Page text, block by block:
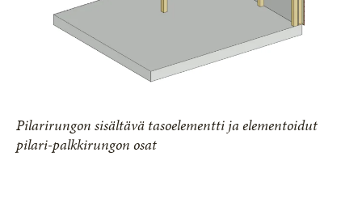
Pilarirungon sisältävä tasoelementti ja elementoidut
pilari-palkkirungon osat